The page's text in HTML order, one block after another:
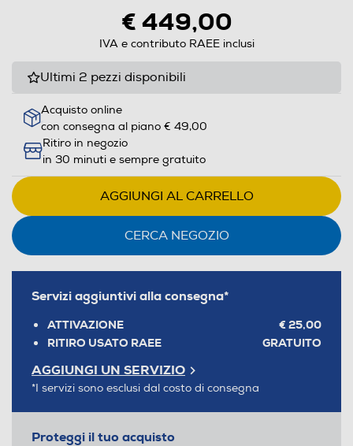
Calcolatore
energetico
Youreko.
€ 449,00
IVA e contributo RAEE inclusi
Ultimi 2 pezzi disponibili
Acquisto online
con consegna al piano € 49,00
Ritiro in negozio
in 30 minuti e sempre gratuito
AGGIUNGI AL CARRELLO
CERCA NEGOZIO
Servizi aggiuntivi alla consegna*
ATTIVAZIONE
€ 25,00
RITIRO USATO RAEE
GRATUITO
AGGIUNGI UN SERVIZIO
*I servizi sono esclusi dal costo di consegna
Proteggi il tuo acquisto